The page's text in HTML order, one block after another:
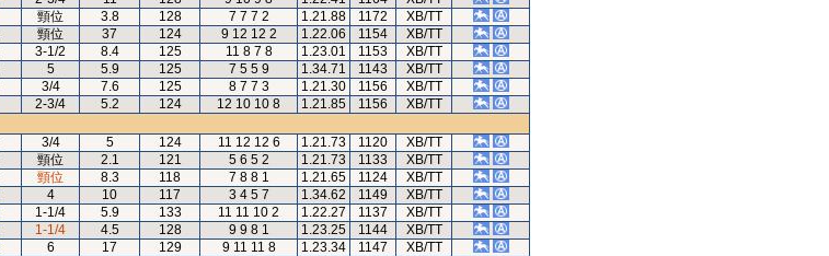
頸位 3.8 128 7 7 7 2 1.21.88 1172
XB/TT
頸位 37 124 9 12 12 2 1.22.06 1154
XB/TT
3-1/2 8.4 125 11 8 7 8 1.23.01 1153
XB/TT
5 5.9 125 7 5 5 9 1.34.71 1143
XB/TT
3/4 7.6 125 8 7 7 3 1.21.30 1156
XB/TT
2-3/4 5.2 124 12 10 10 8 1.21.85 1156
XB/TT
3/4 5 124 11 12 12 6 1.21.73 1120
XB/TT
頸位 2.1 121 5 6 5 2 1.21.73 1133
XB/TT
頸位 8.3 118 7 8 8 1 1.21.65 1124
XB/TT
4 10 117 3 4 5 7 1.34.62 1149
XB/TT
1-1/4 5.9 133 11 11 10 2 1.22.27 1137
XB/TT
1-1/4 4.5 128 9 9 8 1 1.23.25 1144
XB/TT
6 17 129 9 11 11 8 1.23.34 1147
XB/TT